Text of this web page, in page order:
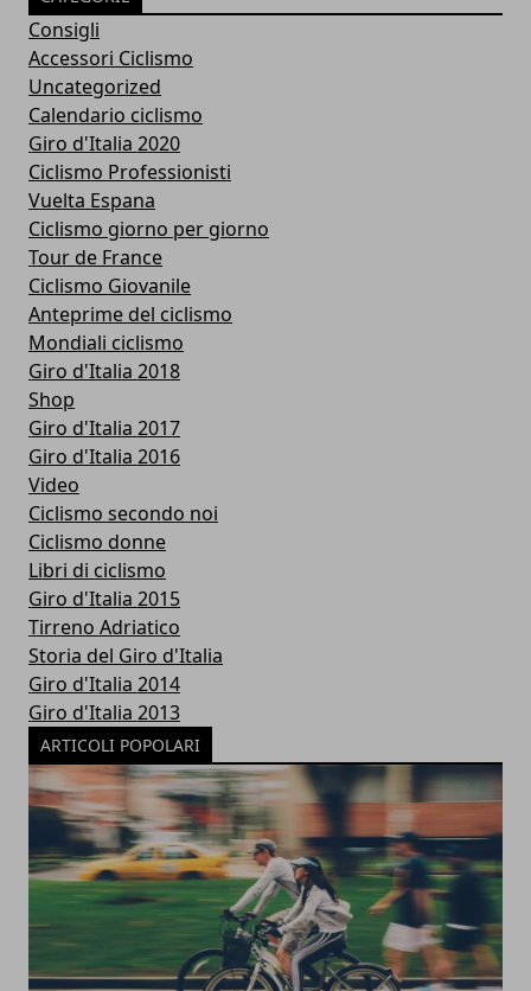
Consigli
Accessori Ciclismo
Uncategorized
Calendario ciclismo
Giro d'Italia 2020
Ciclismo Professionisti
Vuelta Espana
Ciclismo giorno per giorno
Tour de France
Ciclismo Giovanile
Anteprime del ciclismo
Mondiali ciclismo
Giro d'Italia 2018
Shop
Giro d'Italia 2017
Giro d'Italia 2016
Video
Ciclismo secondo noi
Ciclismo donne
Libri di ciclismo
Giro d'Italia 2015
Tirreno Adriatico
Storia del Giro d'Italia
Giro d'Italia 2014
Giro d'Italia 2013
ARTICOLI POPOLARI